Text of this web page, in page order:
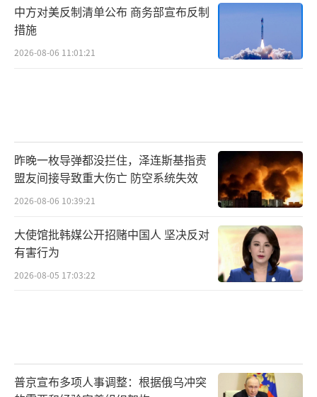
中方对美反制清单公布 商务部宣布反制
措施
2026-08-06 11:01:21
昨晚一枚导弹都没拦住，泽连斯基指责
盟友间接导致重大伤亡 防空系统失效
2026-08-06 10:39:21
大使馆批韩媒公开招赌中国人 坚决反对
有害行为
2026-08-05 17:03:22
普京宣布多项人事调整：根据俄乌冲突